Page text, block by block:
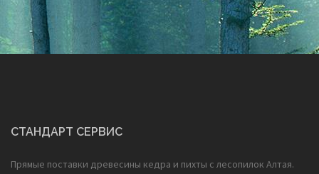
СТАНДАРТ СЕРВИС
Прямые поставки древесины кедра и пихты с лесопилок Алтая.